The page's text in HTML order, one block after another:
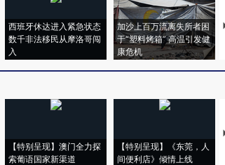
西班牙休达进入紧急状态
数千非法移民从摩洛哥闯
入
加沙上百万流离失所者困
于“塑料烤箱” 高温引发健
康危机
【特别呈现】澳门全力探
索葡语国家新渠道
【特别呈现】《东莞，人
间便利店》倾情上线